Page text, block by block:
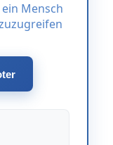
Mensch